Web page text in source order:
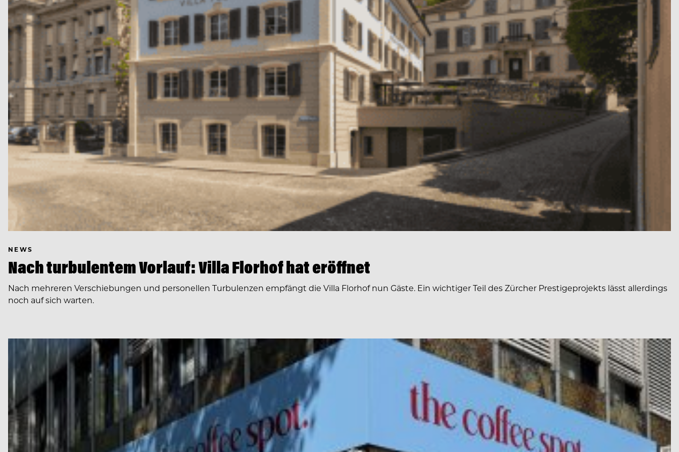
NEWS
Nach turbulentem Vorlauf: Villa Florhof hat eröffnet
Nach mehreren Verschiebungen und personellen Turbulenzen empfängt die Villa Florhof nun Gäste. Ein wichtiger Teil des Zürcher Prestigeprojekts lässt allerdings
noch auf sich warten.